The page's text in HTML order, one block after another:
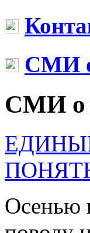
СМИ
СМИ о
Осенью